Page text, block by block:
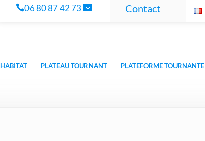
06 80 87 42 73 Contact
HABITAT PLATEAU TOURNANT PLATEFORME TOURNANTE